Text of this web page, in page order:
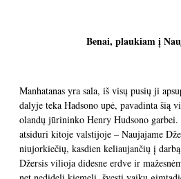
Benai, plaukiam į
Manhatanas yra sala, iš visų pusių ji
dalyje teka Hadsono upė, pavadinta šią
olandų jūrininko Henry Hudsono garbei.
atsiduri kitoje valstijoje – Naujajame
niujorkiečių, kasdien keliaujančių į
Džersis vilioja didesne erdve ir